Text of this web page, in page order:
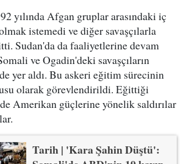
yılında Afgan gruplar arasındaki iç
istemedi ve diğer savaşçılarla
Sudan'da da faaliyetlerine devam
ve Ogadin'deki savaşçıların
yer aldı. Bu askeri eğitim sürecinin
olarak görevlendirildi. Eğittiği
Amerikan güçlerine yönelik saldırılar
Tarih | 'Kara Şahin Düştü':